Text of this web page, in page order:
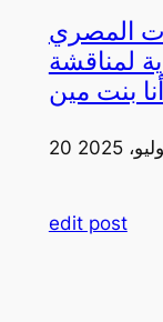
المصري
لمناقشة
2025
edit post